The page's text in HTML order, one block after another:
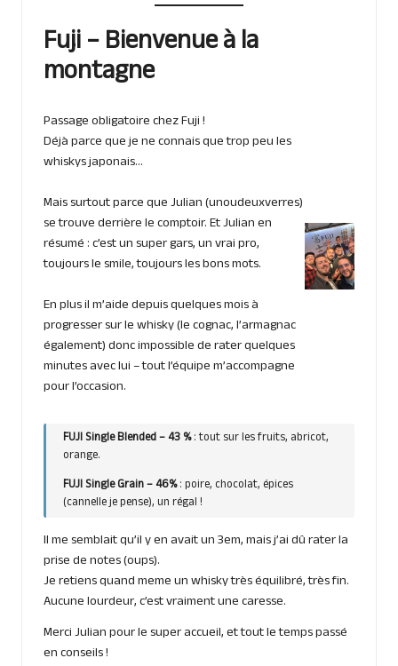
Fuji – Bienvenue à la
montagne
Passage obligatoire chez Fuji !
Déjà parce que je ne connais que trop peu les
whiskys japonais…
Mais surtout parce que Julian (unoudeuxverres)
se trouve derrière le comptoir. Et Julian en
résumé : c’est un super gars, un vrai pro,
toujours le smile, toujours les bons mots.
En plus il m’aide depuis quelques mois à
progresser sur le whisky (le cognac, l’armagnac
également) donc impossible de rater quelques
minutes avec lui – tout l’équipe m’accompagne
pour l’occasion.
FUJI Single Blended – 43 %: tout sur les fruits, abricot,
orange.
FUJI Single Grain – 46%: poire, chocolat, épices
(cannelle je pense), un régal !
Il me semblait qu’il y en avait un 3em, mais j’ai dû rater la
prise de notes (oups).
Je retiens quand meme un whisky très équilibré, très fin.
Aucune lourdeur, c’est vraiment une caresse.
Merci Julian pour le super accueil, et tout le temps passé
en conseils !